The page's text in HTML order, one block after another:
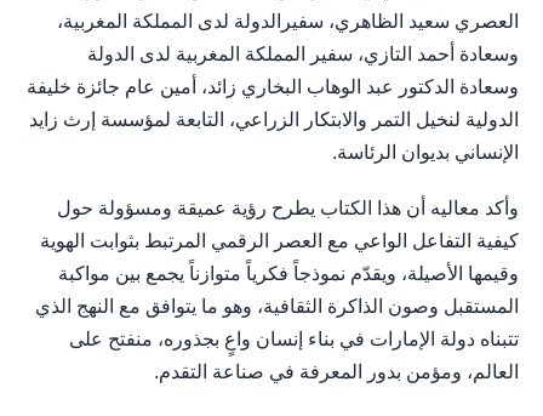
العصري سعيد الظاهري، سفيرالدولة لدى المملكة المغربية،
وسعادة أحمد التازي، سفير المملكة المغربية لدى الدولة
وسعادة الدكتور عبد الوهاب البخاري زائد، أمين عام جائزة خليفة
الدولية لنخيل التمر والابتكار الزراعي، التابعة لمؤسسة إرث زايد
الإنساني بديوان الرئاسة.
وأكد معاليه أن هذا الكتاب يطرح رؤية عميقة ومسؤولة حول
كيفية التفاعل الواعي مع العصر الرقمي المرتبط بثوابت الهوية
وقيمها الأصيلة، ويقدّم نموذجاً فكرياً متوازناً يجمع بين مواكبة
المستقبل وصون الذاكرة الثقافية، وهو ما يتوافق مع النهج الذي
تتبناه دولة الإمارات في بناء إنسان واعٍ بجذوره، منفتح على
العالم، ومؤمن بدور المعرفة في صناعة التقدم.